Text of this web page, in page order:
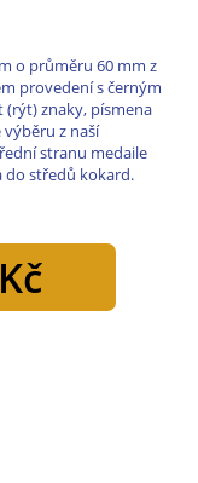
o průměru 60 mm z
provedení s černým
znaky, písmena
z naší
stranu medaile
do středů kokard.